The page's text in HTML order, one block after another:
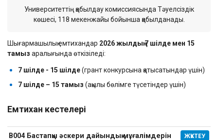
Университеттің қабылдау комиссиясында Тәуелсіздік
көшесі, 118 мекенжайы бойынша қабылданады.
Шығармашылық емтихандар 2026жылдың 7 шілде мен 15
тамыз аралығында өткізіледі:
7 шілде - 15 шілде(грант конкурсына қатысатындар үшін)
7 шілде – 15 тамыз (ақылы бөлімге түсетіндер үшін)
Емтихан кестелері
В004 Бастапқы әскери дайындық мұғалімдерін
ЖҮКТЕУ